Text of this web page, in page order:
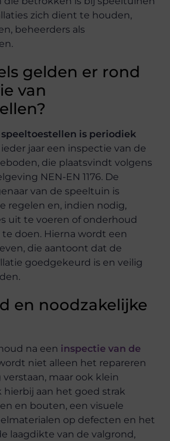
zich dient te houden,
beheerders als
gelden er rond
van
is periodiek
ieder jaar een inspectie van de
die plaatsvindt volgens
NEN-EN 1176. De
van de speeltuin is
regelen en, indien nodig,
uit te voeren of onderhoud
doen. Hierna wordt een
die aantoont dat de
goedgekeurd is en veilig
en noodzakelijke
na een inspectie van de
niet alleen het repareren
maar ook klein
aan het goed strak
en bouten, een visuele
op defecten en het
laagdikte van de valgrond,